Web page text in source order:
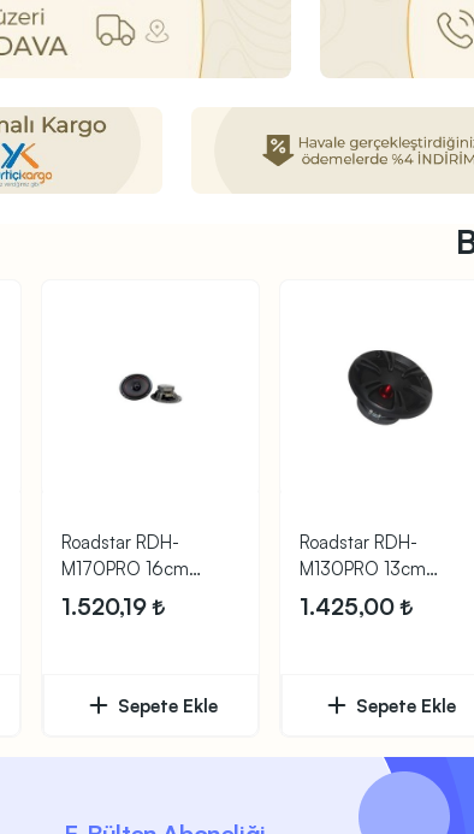
Roadstar RDH-
M170PRO 16cm
200W Midrange
Hoparlör
1.520,19
Sepete Ekle
Roadstar RDH-
M130PRO 13cm
180W Midrange
Hoparlör
1.425,00
Sepete Ekle